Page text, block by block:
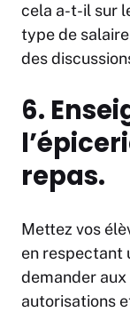
cela a-t-il sur
type de
des
6.
repas.
Mettez vos
en respectant
demander
autorisations